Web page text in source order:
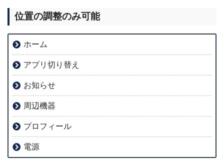
位置の調整のみ可能
ホーム
アプリ切り替え
お知らせ
周辺機器
プロフィール
電源